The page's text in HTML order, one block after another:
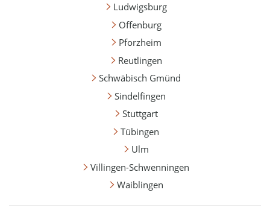
Ludwigsburg
Offenburg
Pforzheim
Reutlingen
Schwäbisch Gmünd
Sindelfingen
Stuttgart
Tübingen
Ulm
Villingen-Schwenningen
Waiblingen